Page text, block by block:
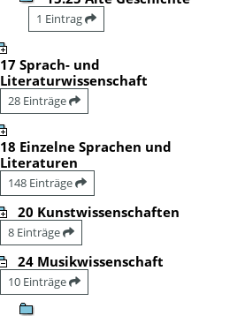
1 Eintrag
17 Sprach- und
Literaturwissenschaft
28 Einträge
18 Einzelne Sprachen und
Literaturen
148 Einträge
20 Kunstwissenschaften
8 Einträge
24 Musikwissenschaft
10 Einträge